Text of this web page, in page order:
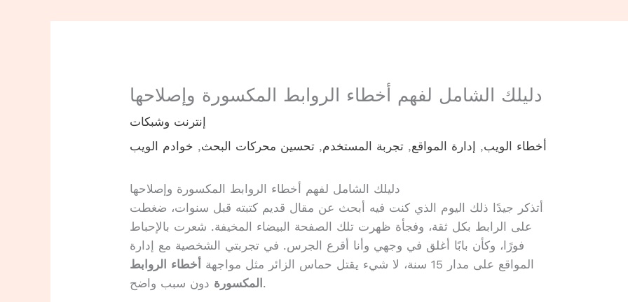
دليلك الشامل لفهم أخطاء الروابط المكسورة وإصلاحها
إنترنت وشبكات
أخطاء الويب, إدارة المواقع, تجربة المستخدم, تحسين محركات البحث, خوادم الويب
دليلك الشامل لفهم أخطاء الروابط المكسورة وإصلاحها
أتذكر جيدًا ذلك اليوم الذي كنت فيه أبحث عن مقال قديم كتبته قبل سنوات، ضغطت
على الرابط بكل ثقة، وفجأة ظهرت تلك الصفحة البيضاء المخيفة. شعرت بالإحباط
فورًا، وكأن بابًا أغلق في وجهي وأنا أقرع الجرس. في تجربتي الشخصية مع إدارة
المواقع على مدار 15 سنة، لا شيء يقتل حماس الزائر مثل مواجهة
أخطاء الروابط
المكسورةدون سبب واضح.